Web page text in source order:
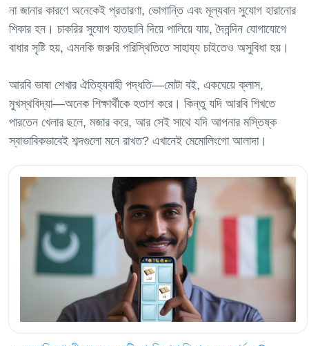
না জানার কারণে অনেকেই প্রতারণা, ভোগান্তি এবং মূল্যবান সুযোগ হারানোর
শিকার হন। চাকরির সুযোগ হাতছানি দিয়ে পালিয়ে যায়, দৈনন্দিন যোগাযোগে
বাধার সৃষ্টি হয়, এমনকি জরুরি পরিস্থিতিতে সাহায্য চাইতেও অসুবিধা হয়।
আরবি ভাষা শেখার ঐতিহ্যবাহী পদ্ধতি—মোটা বই, একঘেয়ে ক্লাস,
মুখস্থবিদ্যা—অনেক শিক্ষার্থীকে হতাশ করে। কিন্তু যদি আরবি শিখতে
পারতেন খেলার ছলে, মজার করে, আর সেই সাথে যদি আপনার মস্তিষ্ক